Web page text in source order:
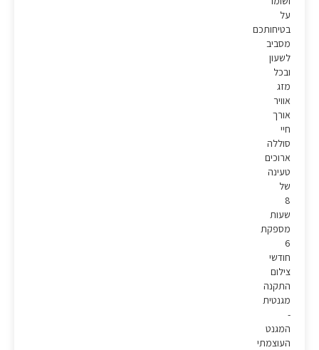
על
בטיחותכם
מסביב
לשעון
ובכל
מזג
אוויר
אורך
חיי
סוללה
ארוכים
טעינה
של
8
שעות
מספקת
6
חודשי
צילום
התקנה
מגנטית
-
המגנט
העוצמתי